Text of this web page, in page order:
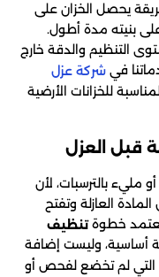
يحصل الخزان على
بنيته مدة أطول.
التنظيم والدقة خارج
في شركة عزل
للخزانات الأرضية
قبل العزل
بالترسبات، لأن
العازلة وتفتح
خطوةتنظيف
أساسية، وليست إضافة
التي لم تخضع لفحص أو